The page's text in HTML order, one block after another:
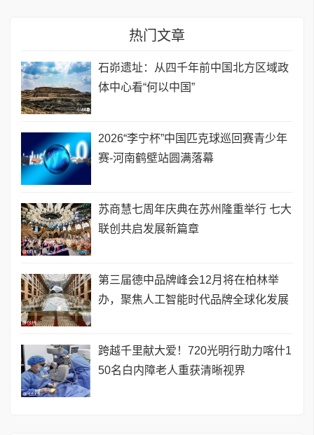
热门文章
石峁遗址：从四千年前中国北方区域政
体中心看“何以中国”
2026“李宁杯”中国匹克球巡回赛青少年
赛-河南鹤壁站圆满落幕
苏商慧七周年庆典在苏州隆重举行 七大
联创共启发展新篇章
第三届德中品牌峰会12月将在柏林举
办，聚焦人工智能时代品牌全球化发展
跨越千里献大爱！720光明行助力喀什1
50名白内障老人重获清晰视界